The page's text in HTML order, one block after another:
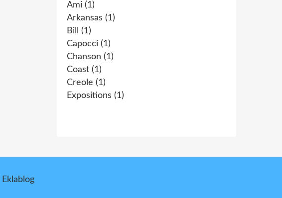
Ami (1)
Arkansas (1)
Bill
(1)
Capocci (1)
Chanson (1)
Coast (1)
Creole (1)
Expositions (1)
Eklablog